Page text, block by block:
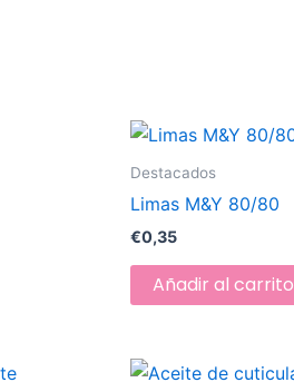
Destacados
Limas M&Y 80/80
€0,35
Añadir al carrito